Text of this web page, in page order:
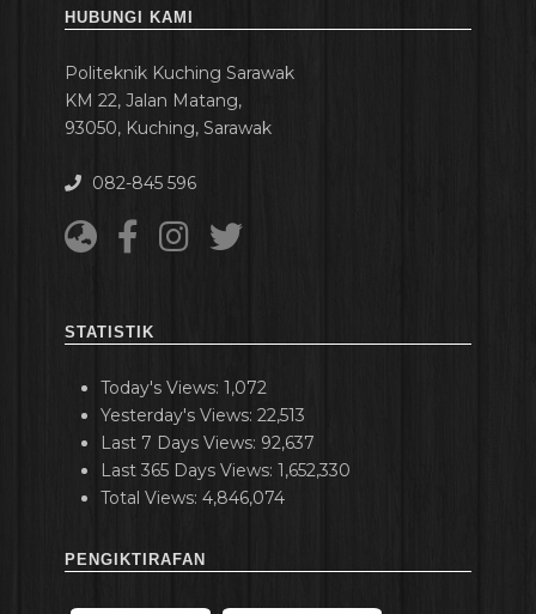
HUBUNGI KAMI
Politeknik Kuching Sarawak
KM 22, Jalan Matang,
93050, Kuching, Sarawak
082-845 596
STATISTIK
Today's Views: 1,072
Yesterday's Views: 22,513
Last 7 Days Views: 92,637
Last 365 Days Views: 1,652,330
Total Views: 4,846,074
PENGIKTIRAFAN